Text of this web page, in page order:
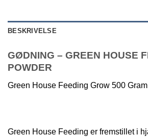
BESKRIVELSE
GØDNING – GREEN HOUSE
POWDER
Green House Feeding Grow 500 Gram
Green House Feeding er fremstillet i